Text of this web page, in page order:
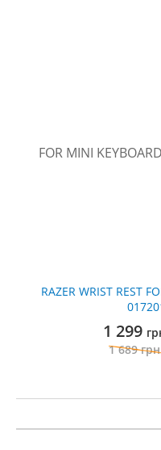
RAZER WRIST REST
1 299
1 689